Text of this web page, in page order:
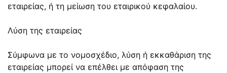
εταιρείας, ή τη μείωση του εταιρικού κεφαλαίου.
Λύση της εταιρείας
Σύμφωνα με το νομοσχέδιο, λύση ή εκκαθάριση της
εταιρείας μπορεί να επέλθει με απόφαση της